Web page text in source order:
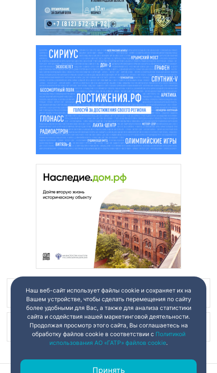
Наш канал в
Наш канал в
Наш веб-сайт использует файлы cookie и сохраняет их на
Вашем устройстве, чтобы сделать перемещения по сайту
более удобными для Вас, а также для анализа статистики
сайта и содействия нашей маркетинговой деятельности.
Продолжая просмотр этого сайта, Вы соглашаетесь на
обработку файлов cookie в соответствии с Политикой
использования АО «ГАТР» файлов cookie.
Принять